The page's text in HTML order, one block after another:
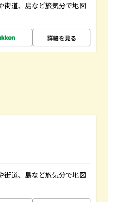
街道、島など旅気分で地図
詳細を見る
街道、島など旅気分で地図